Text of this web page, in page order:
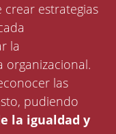
estrategias
la
organizacional.
las
pudiendo
la igualdad y